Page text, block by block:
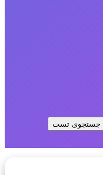
جستجوی تست